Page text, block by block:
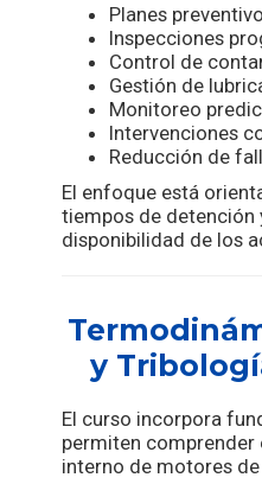
Planes
Inspecciones
Control de
Gestión de
Monitoreo
Intervenciones
Reducción de
El enfoque está
tiempos de detención
disponibilidad de los
y
El curso incorpora
permiten
interno de motores